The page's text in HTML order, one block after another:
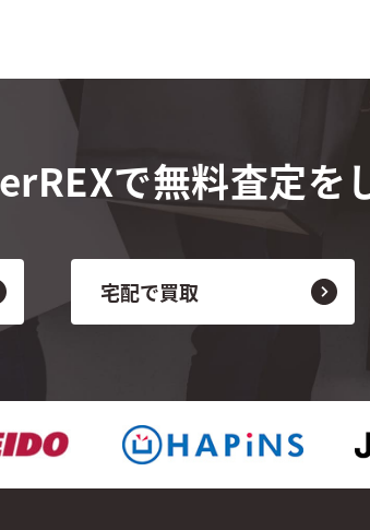
で無料査定を
宅配で買取